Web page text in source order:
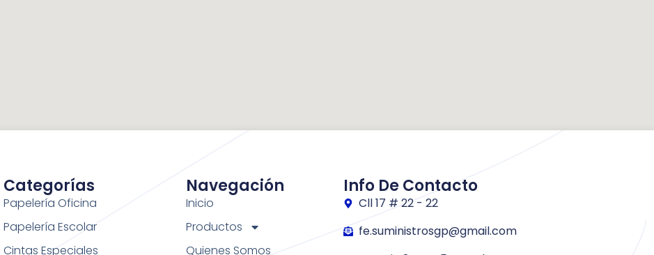
Categorías
Papelería Oficina
Papelería Escolar
Cintas Especiales
Navegación
Inicio
Productos
Quienes Somos
Info De Contacto
Cll 17 # 22 - 22
fe.suministrosgp@gmail.com